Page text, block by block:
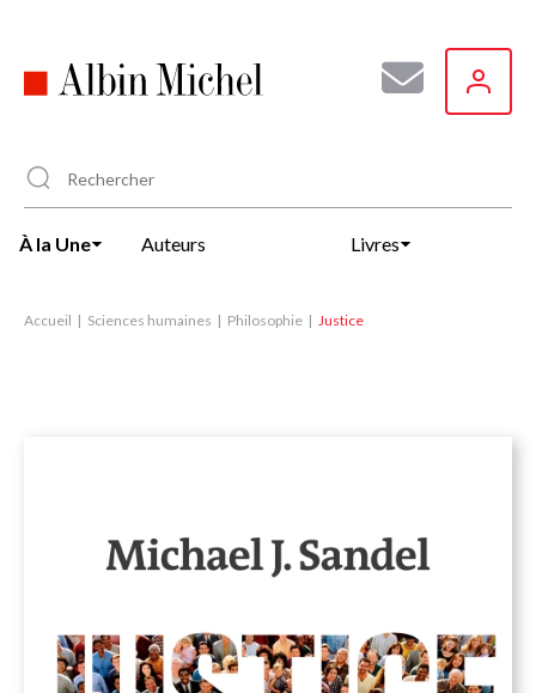
principal
À la Une Auteurs Livres
Accueil Sciences humaines Philosophie Justice